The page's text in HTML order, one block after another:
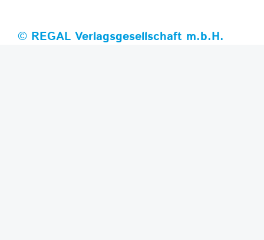
© REGAL Verlagsgesellschaft m.b.H.